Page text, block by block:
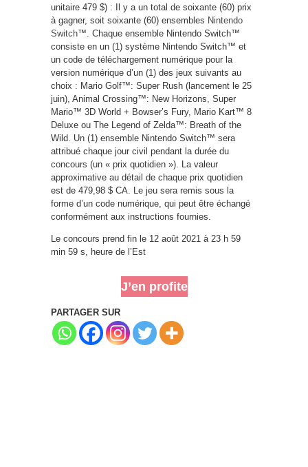
unitaire 479 $) : Il y a un total de soixante (60) prix
à gagner, soit soixante (60) ensembles Nintendo
Switch™. Chaque ensemble Nintendo Switch™
consiste en un (1) système Nintendo Switch™ et
un code de téléchargement numérique pour la
version numérique d’un (1) des jeux suivants au
choix : Mario Golf™: Super Rush (lancement le 25
juin), Animal Crossing™: New Horizons, Super
Mario™ 3D World + Bowser’s Fury, Mario Kart™ 8
Deluxe ou The Legend of Zelda™: Breath of the
Wild. Un (1) ensemble Nintendo Switch™ sera
attribué chaque jour civil pendant la durée du
concours (un « prix quotidien »). La valeur
approximative au détail de chaque prix quotidien
est de 479,98 $ CA. Le jeu sera remis sous la
forme d’un code numérique, qui peut être échangé
conformément aux instructions fournies.
Le concours prend fin le 12 août 2021 à 23 h 59
min 59 s, heure de l’Est
J’en profite
PARTAGER SUR